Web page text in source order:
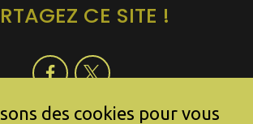
CE SITE !
des cookies pour vous